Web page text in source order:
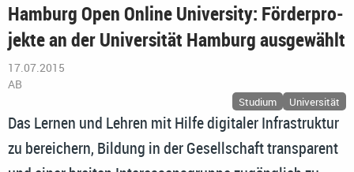
Ham­burg Open On­line Uni­ver­si­ty: För­der­pro­
jek­te an der Uni­ver­si­tät Ham­burg aus­ge­wählt
17.07.2015
AB
Studium Universität
Das Lernen und Lehren mit Hilfe digitaler Infrastruktur
zu bereichern, Bildung in der Gesellschaft transparent